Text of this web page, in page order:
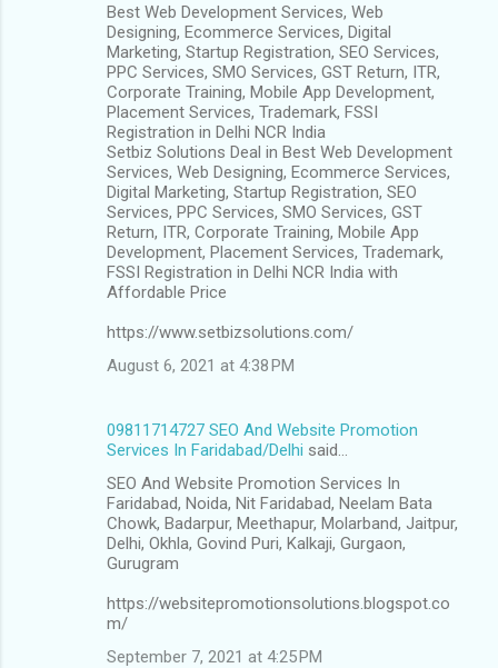
Best Web Development Services, Web
Designing, Ecommerce Services, Digital
Marketing, Startup Registration, SEO Services,
PPC Services, SMO Services, GST Return, ITR,
Corporate Training, Mobile App Development,
Placement Services, Trademark, FSSI
Registration in Delhi NCR India
Setbiz Solutions Deal in Best Web Development
Services, Web Designing, Ecommerce Services,
Digital Marketing, Startup Registration, SEO
Services, PPC Services, SMO Services, GST
Return, ITR, Corporate Training, Mobile App
Development, Placement Services, Trademark,
FSSI Registration in Delhi NCR India with
Affordable Price
https://www.setbizsolutions.com/
August 6, 2021 at 4:38 PM
09811714727 SEO And Website Promotion
Services In Faridabad/Delhi said…
SEO And Website Promotion Services In
Faridabad, Noida, Nit Faridabad, Neelam Bata
Chowk, Badarpur, Meethapur, Molarband, Jaitpur,
Delhi, Okhla, Govind Puri, Kalkaji, Gurgaon,
Gurugram
https://websitepromotionsolutions.blogspot.co
m/
September 7, 2021 at 4:25 PM